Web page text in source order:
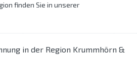
finden Sie in unserer
in der Region Krummhörn &